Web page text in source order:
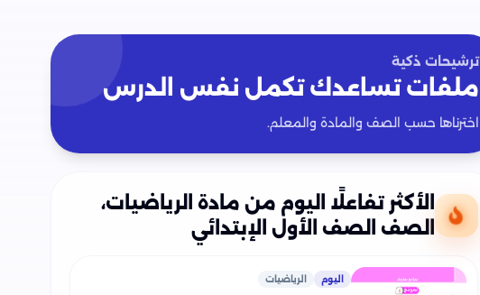
ترشيحات ذكية
ملفات تساعدك تكمل نفس الدرس
اخترناها حسب الصف والمادة والمعلم.
الأكثر تفاعلًا اليوم من مادة الرياضيات،
الصف الصف الأول الإبتدائي
اليوم الرياضيات